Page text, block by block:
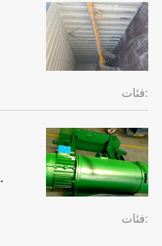
فئات:
فئات: